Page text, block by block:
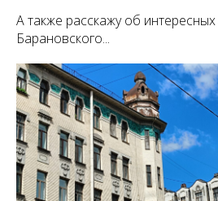
А также расскажу об
Барановского...